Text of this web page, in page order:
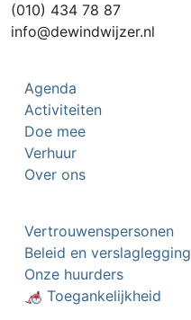
(010) 434 78 87
info@dewindwijzer.nl
Agenda
Activiteiten
Doe mee
Verhuur
Over ons
Vertrouwenspersonen
Beleid en verslaglegging
Onze huurders
🦽 Toegankelijkheid